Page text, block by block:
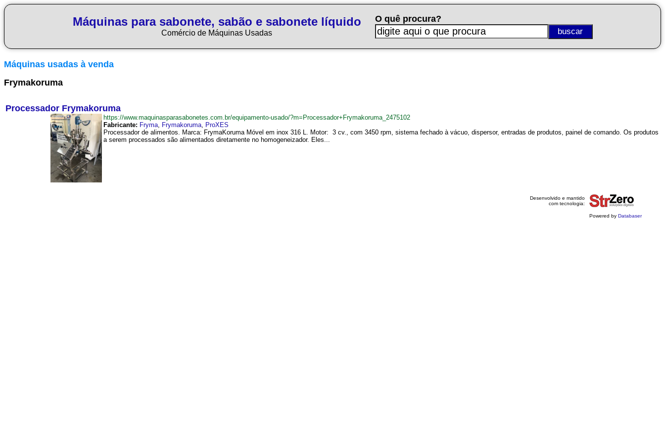
Máquinas para sabonete, sabão e sabonete líquido
Comércio de Máquinas Usadas
O quê procura?
Máquinas usadas à venda
Frymakoruma
Processador Frymakoruma
https://www.maquinasparasabonetes.com.br/equipamento-usado/?m=Processador+Frymakoruma_2475102
Fabricante: Fryma, Frymakoruma, ProXES
Processador de alimentos. Marca: FrymaKoruma Móvel em inox 316 L. Motor: 3 cv., com 3450 rpm, sistema fechado à vácuo, dispersor, entradas de produtos, painel de comando. Os produtos
a serem processados são alimentados diretamente no homogeneizador. Eles...
Desenvolvido e mantido
com tecnologia:
Powered by Databaser